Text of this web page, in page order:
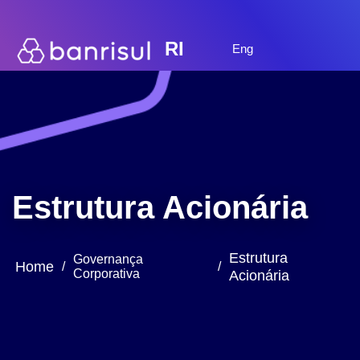
RI Eng
Estrutura Acionária
Home /
Governança
Corporativa
/
Estrutura
Acionária